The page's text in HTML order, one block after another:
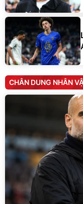
CHÂN DUNG NHÂN